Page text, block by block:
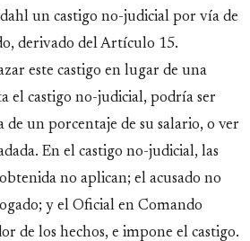
un castigo no-judicial por vía de
derivado del Artículo 15.
este castigo en lugar de una
el castigo no-judicial, podría ser
un porcentaje de su salario, o ver
En el castigo no-judicial, las
no aplican; el acusado no
y el Oficial en Comando
de los hechos, e impone el castigo.